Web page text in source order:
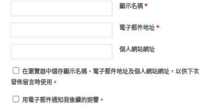
顯示名稱*
電子郵件地址*
個人網站網址
在瀏覽器中儲存顯示名稱、電子郵件地址及個人網站網址，以供下次
發佈留言時使用。
用電子郵件通知我後續的迴響。